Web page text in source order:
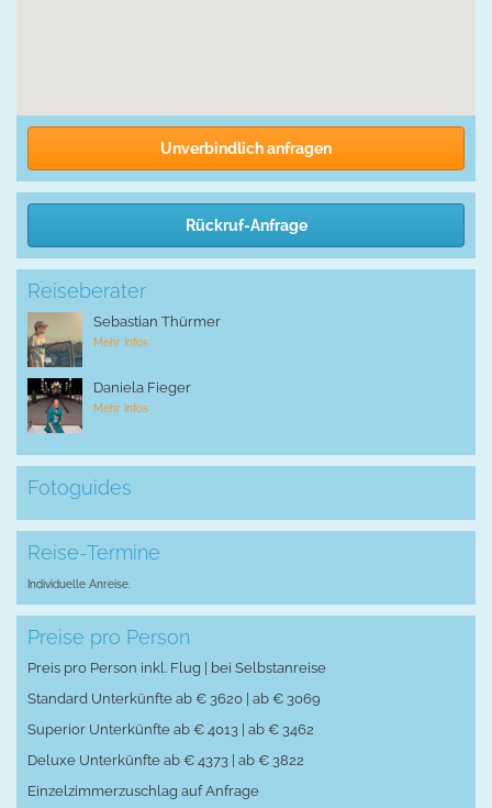
Unverbindlich anfragen
Rückruf-Anfrage
Reiseberater
Sebastian Thürmer
Mehr Infos
Daniela Fieger
Mehr Infos
Fotoguides
Reise-Termine
Individuelle Anreise.
Preise pro Person
Preis pro Person inkl. Flug | bei Selbstanreise
Standard Unterkünfte ab € 3620 | ab € 3069
Superior Unterkünfte ab € 4013 | ab € 3462
Deluxe Unterkünfte ab € 4373 | ab € 3822
Einzelzimmerzuschlag auf Anfrage